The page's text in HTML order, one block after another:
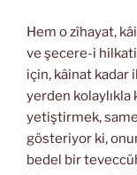
Hem o zîhayat,
ve şecere-i
için, kâinat kadar
yerden kolaylıkla
yetiştirmek,
gösteriyor ki,
bedel bir